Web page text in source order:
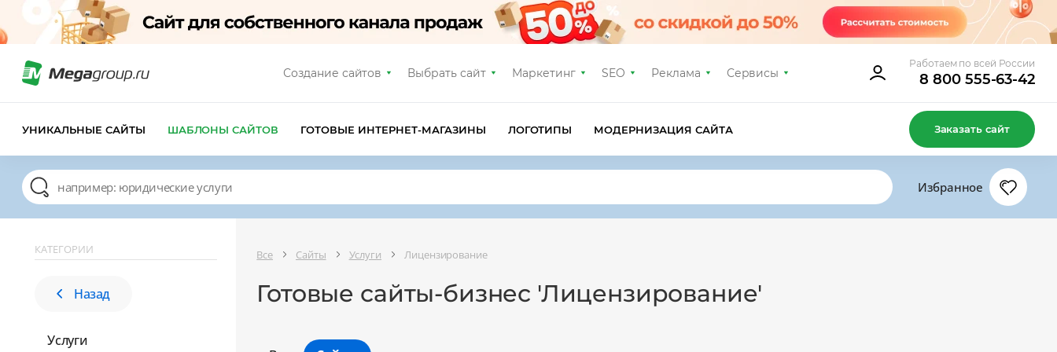
Создание сайтов Выбрать сайт Маркетинг SEO Реклама Сервисы
Работаем по всей России
8 800 555-63-42
УНИКАЛЬНЫЕ САЙТЫ ШАБЛОНЫ САЙТОВ ГОТОВЫЕ ИНТЕРНЕТ-МАГАЗИНЫ ЛОГОТИПЫ МОДЕРНИЗАЦИЯ САЙТА Заказать сайт
Избранное
КАТЕГОРИИ
Назад
Услуги
Все Сайты Услуги Лицензирование
Готовые сайты-бизнес 'Лицензирование'